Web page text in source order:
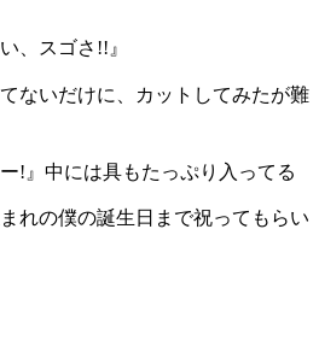
、スゴさ!!』
ないだけに、カットしてみたが難
!』中には具もたっぷり入ってる
れの僕の誕生日まで祝ってもらい